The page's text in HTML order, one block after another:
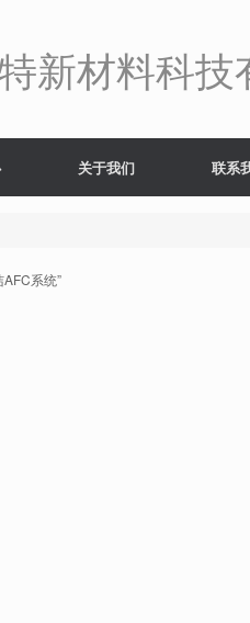
新材料科技
关于我们 联系
系统”